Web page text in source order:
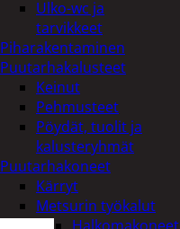
Ulko-wc ja
tarvikkeet
Piharakentaminen
Puutarhakalusteet
Keinut
Pehmusteet
Pöydät, tuolit ja
kalusteryhmät
Puutarhakoneet
Kärryt
Metsurin työkalut